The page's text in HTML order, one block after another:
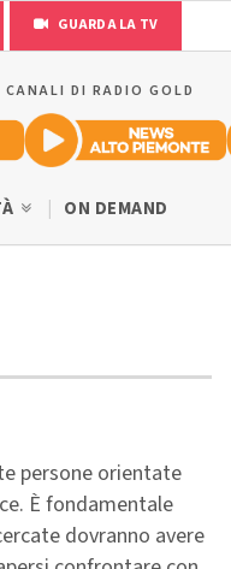
GUARDA LA TV
DI RADIO GOLD
ON DEMAND
persone orientate
È fondamentale
dovranno avere